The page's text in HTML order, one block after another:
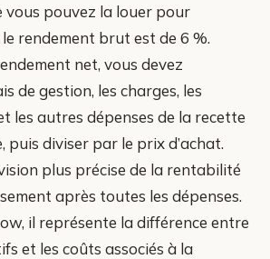
vous pouvez la louer pour
rendement brut est de 6 %.
net, vous devez
de gestion, les charges, les
les autres dépenses de la recette
puis diviser par le prix d’achat.
plus précise de la rentabilité
après toutes les dépenses.
il représente la différence entre
et les coûts associés à la